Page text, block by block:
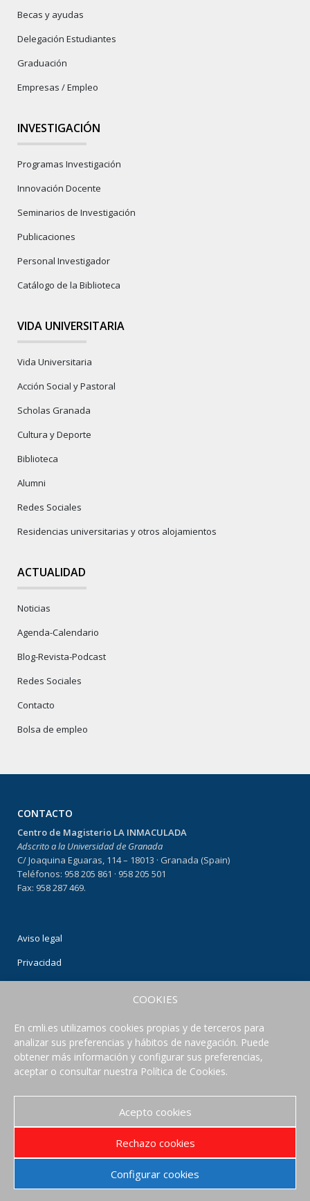
COOKIES
En cmli.es utilizamos cookies propias y de terceros para
analizar sus preferencias y hábitos de navegación. Puede
obtener más información y configurar sus preferencias,
aceptar o consultar nuestra Política de Cookies.
Acepto cookies
Rechazo cookies
Configurar cookies
Becas y ayudas
Delegación Estudiantes
Graduación
Empresas / Empleo
INVESTIGACIÓN
Programas Investigación
Innovación Docente
Seminarios de Investigación
Publicaciones
Personal Investigador
Catálogo de la Biblioteca
VIDA UNIVERSITARIA
Vida Universitaria
Acción Social y Pastoral
Scholas Granada
Cultura y Deporte
Biblioteca
Alumni
Redes Sociales
Residencias universitarias y otros alojamientos
ACTUALIDAD
Noticias
Agenda-Calendario
Blog-Revista-Podcast
Redes Sociales
Contacto
Bolsa de empleo
CONTACTO
Centro de Magisterio LA INMACULADA
Adscrito a la Universidad de Granada
C/ Joaquina Eguaras, 114 – 18013 · Granada (Spain)
Teléfonos: 958 205 861 · 958 205 501
Fax: 958 287 469.
Aviso legal
Privacidad
CONECTA CON NOSOTROS